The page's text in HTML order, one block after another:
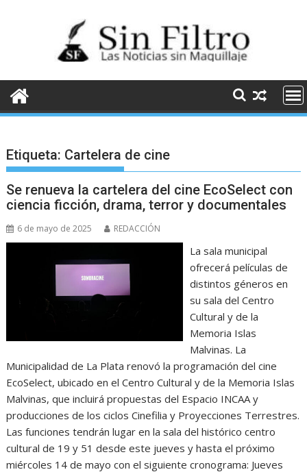
Etiqueta: Cartelera de cine
Se renueva la cartelera del cine EcoSelect con
ciencia ficción, drama, terror y documentales
6 de mayo de 2025 REDACCIÓN
La sala municipal
ofrecerá películas de
distintos géneros en
su sala del Centro
Cultural y de la
Memoria Islas
Malvinas. La
Municipalidad de La Plata renovó la programación del cine
EcoSelect, ubicado en el Centro Cultural y de la Memoria Islas
Malvinas, que incluirá propuestas del Espacio INCAA y
producciones de los ciclos Cinefilia y Proyecciones Terrestres.
Las funciones tendrán lugar en la sala del histórico centro
cultural de 19 y 51 desde este jueves y hasta el próximo
miércoles 14 de mayo con el siguiente cronograma: Jueves